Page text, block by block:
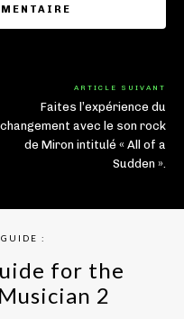
ARTICLE SUIVANT
Faites l’expérience du
changement avec le son rock
de Miron intitulé « All of a
Sudden ».
:
for the
2